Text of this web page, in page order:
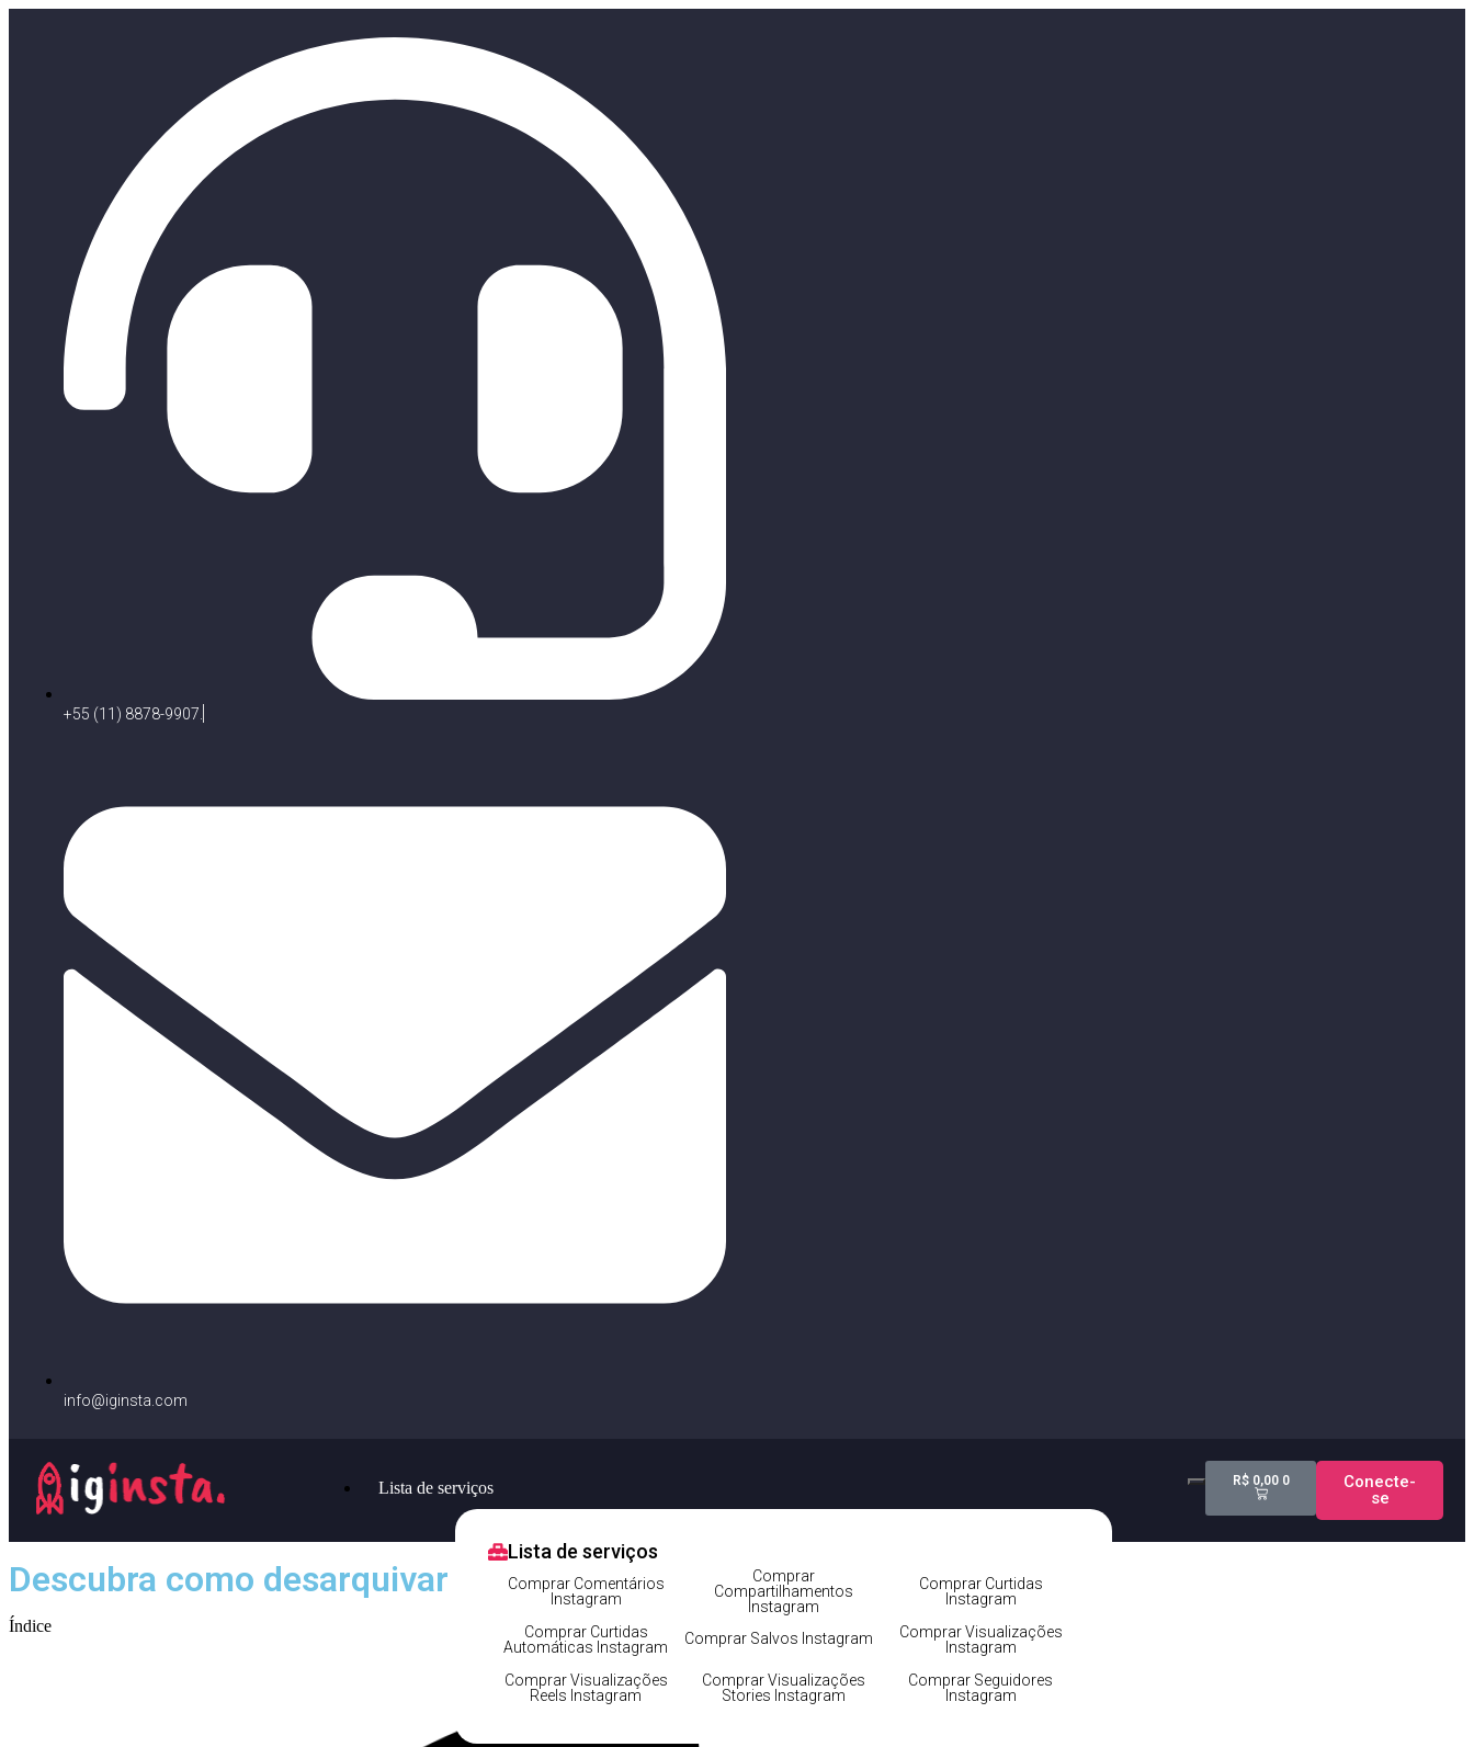
+55 (11) 8878-9907.
info@iginsta.com
Lista de serviços
Lista de serviços
Comprar Comentários
Instagram
Comprar
Compartilhamentos
Instagram
Comprar Curtidas
Instagram
Comprar Curtidas
Automáticas Instagram
Comprar Salvos Instagram
Comprar Visualizações
Instagram
Comprar Visualizações
Reels Instagram
Comprar Visualizações
Stories Instagram
Comprar Seguidores
Instagram
R$0,00 0
Conecte-
se
Descubra como desarquivar fotos no Instagram facilmente!
Índice